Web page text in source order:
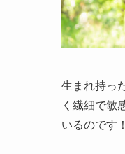
生まれ持っ
く繊細で敏
いるのです